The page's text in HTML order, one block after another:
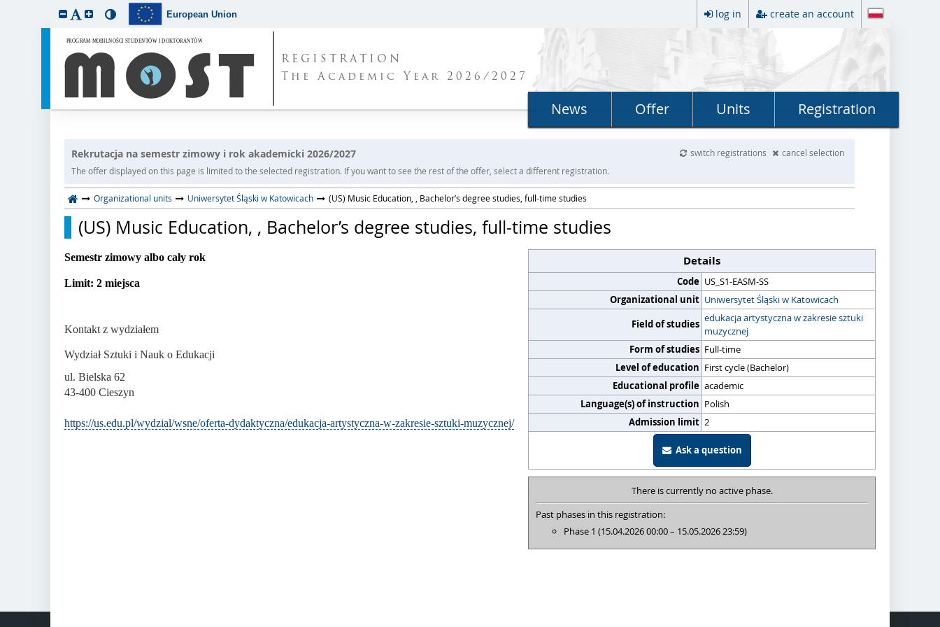
European Union log in create an account
REGISTRATION
The Academic Year 2026/2027
News Offer Units Registration
Rekrutacja na semestr zimowy i rok akademicki 2026/2027 switch registrations
cancel selection
The offer displayed on this page is limited to the selected registration. If you want to see the rest of the offer, select a different registration.
Organizational units Uniwersytet Śląski w Katowicach (US) Music Education, , Bachelor’s degree studies, full-time studies
(US) Music Education, , Bachelor’s degree studies, full-time studies
Details
Code US_S1-EASM-SS
Organizational unit Uniwersytet Śląski w Katowicach
Field of studies edukacja artystyczna w zakresie sztuki
muzycznej
Form of studies Full-time
Level of education First cycle (Bachelor)
Educational profile academic
Language(s) of instruction Polish
Admission limit 2
Ask a question
There is currently no active phase.
Past phases in this registration:
Phase 1 (15.04.2026 00:00 – 15.05.2026 23:59)
Semestr zimowy albo cały rok
Limit: 2 miejsca
Kontakt z wydziałem
Wydział Sztuki i Nauk o Edukacji
ul. Bielska 62
43-400 Cieszyn
https://us.edu.pl/wydzial/wsne/oferta-dydaktyczna/edukacja-artystyczna-w-zakresie-sztuki-muzycznej/